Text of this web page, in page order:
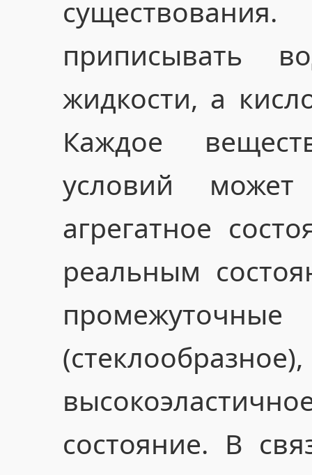
приписывать
жидкости, а
Каждое
условий
агрегатное
реальным
состояние. В